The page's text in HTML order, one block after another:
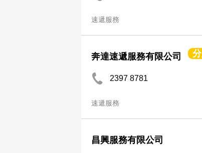
速遞服務
奔達速遞服務有限公司
2397 8781
速遞服務
昌興服務有限公司